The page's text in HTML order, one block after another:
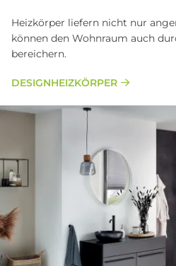
Heizkörper liefern nicht nur
können den Wohnraum auch
bereichern.
DESIGNHEIZKÖRPER